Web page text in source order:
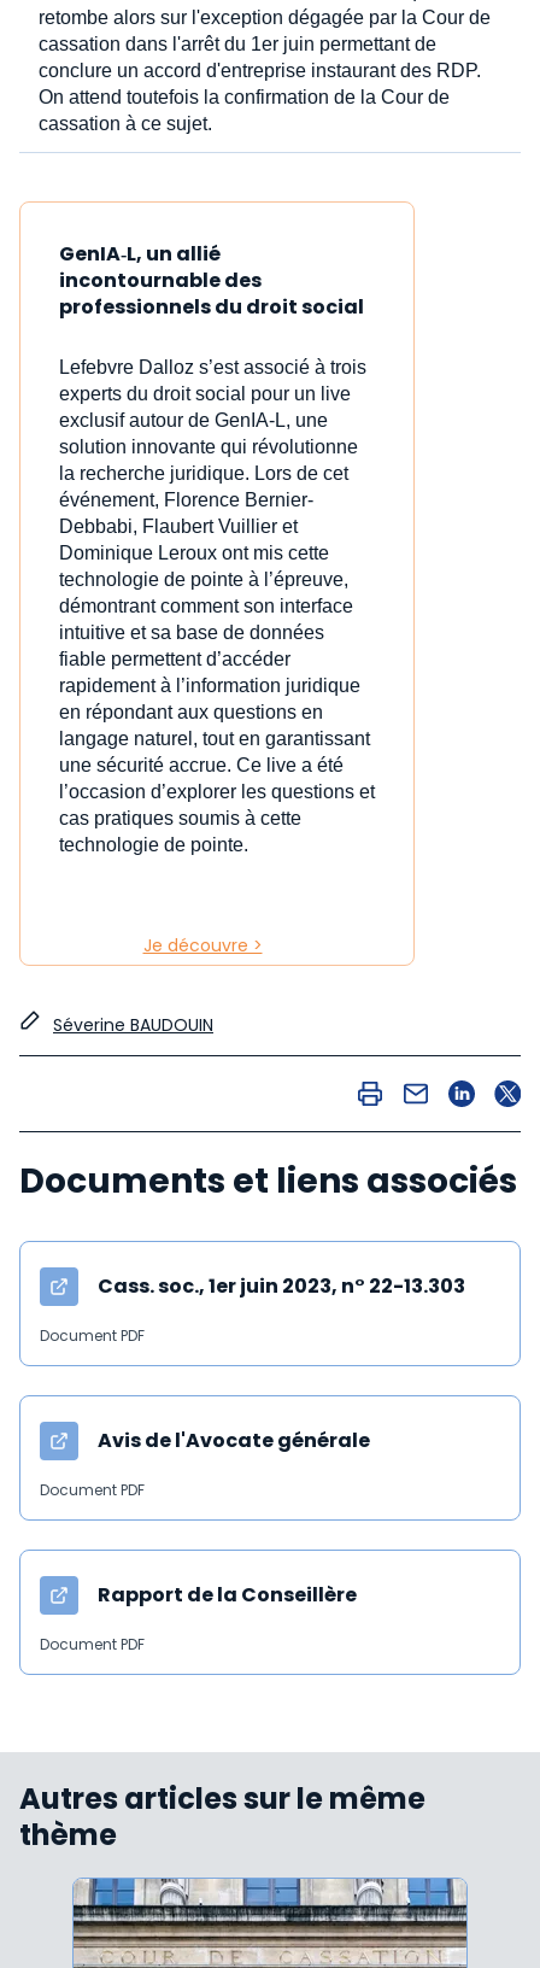
retombe alors sur l'exception dégagée par la Cour de
cassation dans l'arrêt du 1er juin permettant de
conclure un accord d'entreprise instaurant des RDP.
On attend toutefois la confirmation de la Cour de
cassation à ce sujet.
GenIA‑L, un allié
incontournable des
professionnels du droit social
Lefebvre Dalloz s’est associé à trois
experts du droit social pour un live
exclusif autour de GenIA‑L, une
solution innovante qui révolutionne
la recherche juridique. Lors de cet
événement, Florence Bernier-
Debbabi, Flaubert Vuillier et
Dominique Leroux ont mis cette
technologie de pointe à l’épreuve,
démontrant comment son interface
intuitive et sa base de données
fiable permettent d’accéder
rapidement à l’information juridique
en répondant aux questions en
langage naturel, tout en garantissant
une sécurité accrue. Ce live a été
l’occasion d’explorer les questions et
cas pratiques soumis à cette
technologie de pointe.
Je découvre >
Séverine BAUDOUIN
Documents et liens associés
Cass. soc., 1er juin 2023, n° 22-13.303
Document PDF
Avis de l'Avocate générale
Document PDF
Rapport de la Conseillère
Document PDF
Autres articles sur le même
thème